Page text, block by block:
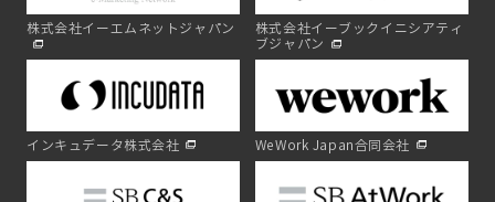
株式会社イーエムネットジャパン
株式会社イーブックイニシアティ
ブジャパン
インキュデータ株式会社 WeWork Japan合同会社